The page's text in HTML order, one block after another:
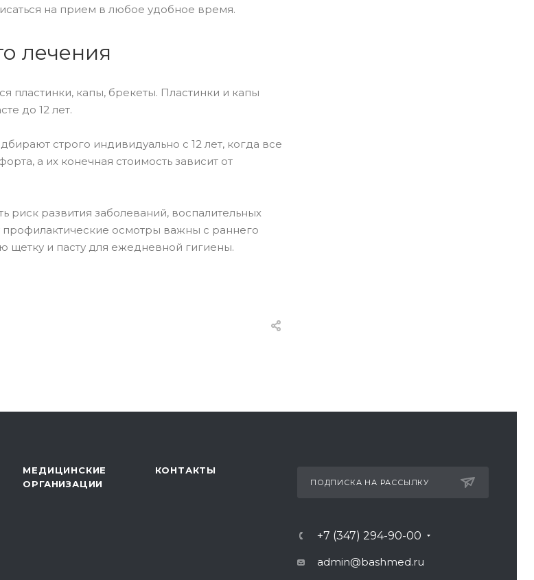
на прием в любое удобное время.
лечения
пластинки, капы, брекеты. Пластинки и капы
до 12 лет.
строго индивидуально с 12 лет, когда все
а их конечная стоимость зависит от
развития заболеваний, воспалительных
осмотры важны с раннего
щетку и пасту для ежедневной гигиены.
МЕДИЦИНСКИЕ
ОРГАНИЗАЦИИ
КОНТАКТЫ
ПОДПИСКА НА РАССЫЛКУ
+7 (347) 294-90-00
admin@bashmed.ru